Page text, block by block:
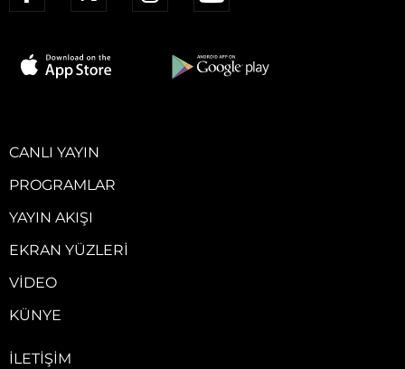
CANLI YAYIN
PROGRAMLAR
YAYIN AKIŞI
EKRAN YÜZLERI
VIDEO
KÜNYE
İLETIŞIM